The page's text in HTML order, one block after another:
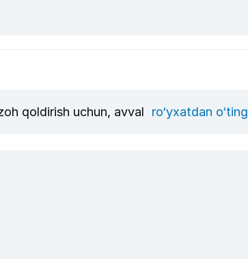
qoldirish uchun, avval ro‘yxatdan o‘ting